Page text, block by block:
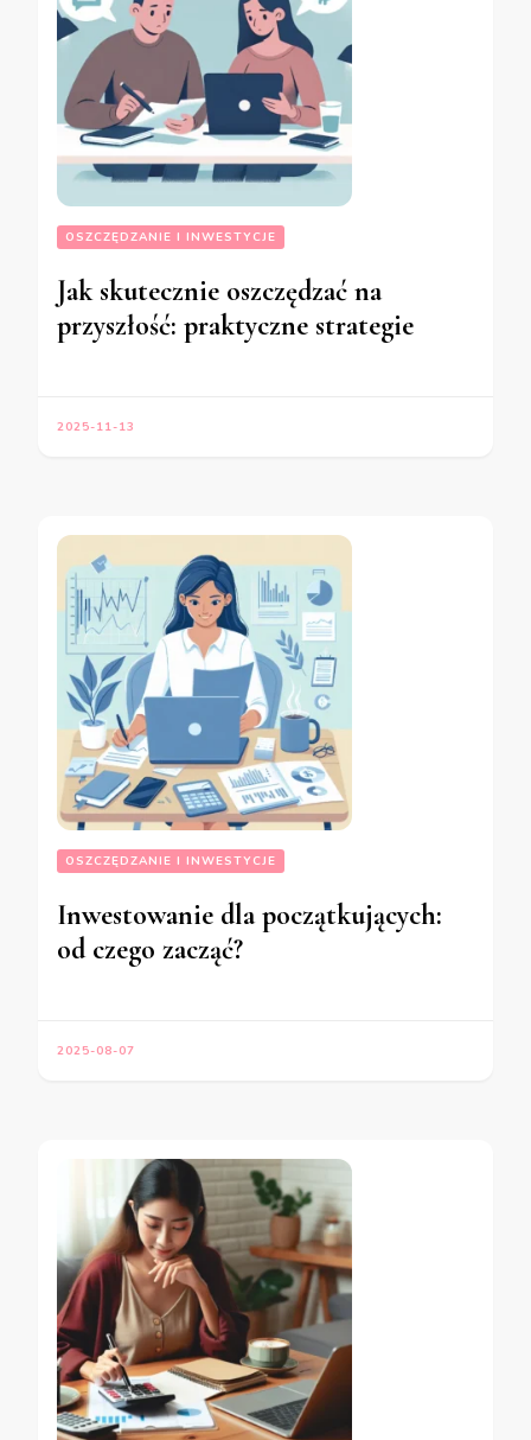
OSZCZĘDZANIE I INWESTYCJE
Jak skutecznie oszczędzać na
przyszłość: praktyczne strategie
2025-11-13
OSZCZĘDZANIE I INWESTYCJE
Inwestowanie dla początkujących:
od czego zacząć?
2025-08-07